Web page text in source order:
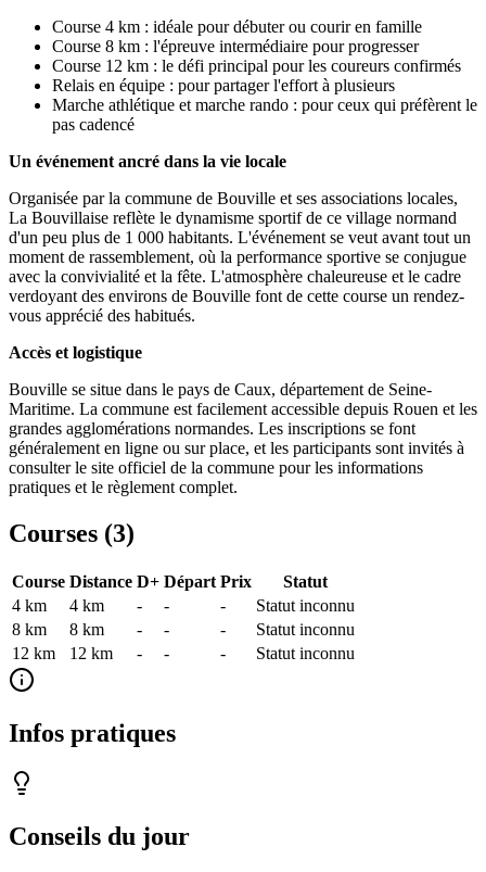
Course 4 km : idéale pour débuter ou courir en famille
Course 8 km : l'épreuve intermédiaire pour progresser
Course 12 km : le défi principal pour les coureurs confirmés
Relais en équipe : pour partager l'effort à plusieurs
Marche athlétique et marche rando : pour ceux qui préfèrent le
pas cadencé
Un événement ancré dans la vie locale
Organisée par la commune de Bouville et ses associations locales,
La Bouvillaise reflète le dynamisme sportif de ce village normand
d'un peu plus de 1 000 habitants. L'événement se veut avant tout un
moment de rassemblement, où la performance sportive se conjugue
avec la convivialité et la fête. L'atmosphère chaleureuse et le cadre
verdoyant des environs de Bouville font de cette course un rendez-
vous apprécié des habitués.
Accès et logistique
Bouville se situe dans le pays de Caux, département de Seine-
Maritime. La commune est facilement accessible depuis Rouen et les
grandes agglomérations normandes. Les inscriptions se font
généralement en ligne ou sur place, et les participants sont invités à
consulter le site officiel de la commune pour les informations
pratiques et le règlement complet.
Courses (3)
Course Distance D+ Départ Prix
Statut
4 km
4 km - - -
Statut inconnu
8 km
8 km - - -
Statut inconnu
12 km
12 km - - - Statut inconnu
Infos pratiques
Conseils du jour